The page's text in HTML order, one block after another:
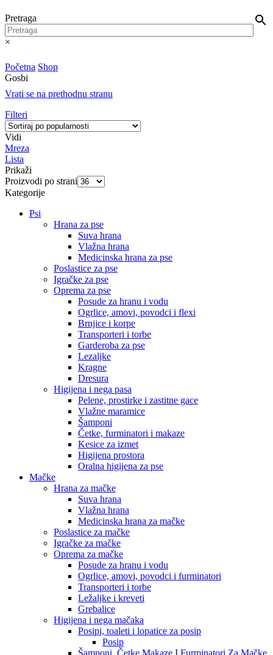
Pretraga
×
Početna Shop
Gosbi
Vrati se na prethodnu stranu
Filteri
Vidi
Mreza
Lista
Prikaži
Proizvodi po strani
Kategorije
Psi
Hrana za pse
Suva hrana
Vlažna hrana
Medicinska hrana za pse
Poslastice za pse
Igračke za pse
Oprema za pse
Posude za hranu i vodu
Ogrlice, amovi, povodci i flexi
Brnjice i korpe
Transporteri i torbe
Garderoba za pse
Lezaljke
Kragne
Dresura
Higijena i nega pasa
Pelene, prostirke i zastitne gace
Vlažne maramice
Šamponi
Četke, furminatori i makaze
Kesice za izmet
Higijena prostora
Oralna higijena za pse
Mačke
Hrana za mačke
Suva hrana
Vlažna hrana
Medicinska hrana za mačke
Poslastice za mačke
Igračke za mačke
Oprema za mačke
Posude za hranu i vodu
Ogrlice, amovi, povodci i furminatori
Transporteri i torbe
Ležaljke i kreveti
Grebalice
Higijena i nega mačaka
Posipi, toaleti i lopatice za posip
Posip
Šamponi, Četke,Makaze I Furminatori Za Mačke